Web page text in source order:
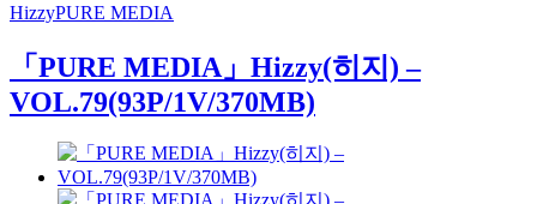
HizzyPURE MEDIA
「PURE MEDIA」Hizzy(히지) –
VOL.79(93P/1V/370MB)